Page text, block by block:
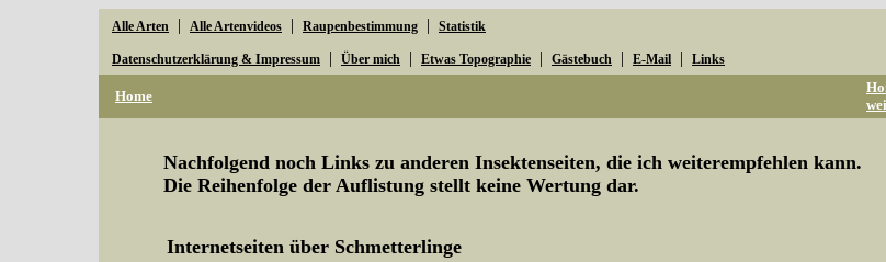
Alle Arten | Alle Artenvideos | Raupenbestimmung | Statistik
Datenschutzerklärung & Impressum | Über mich | Etwas Topographie | Gästebuch | E-Mail | Links
Home
Nachfolgend noch Links zu anderen Insektenseiten, die ich weiterempfehlen kann.
Die Reihenfolge der Auflistung stellt keine Wertung dar.
Internetseiten über Schmetterlinge